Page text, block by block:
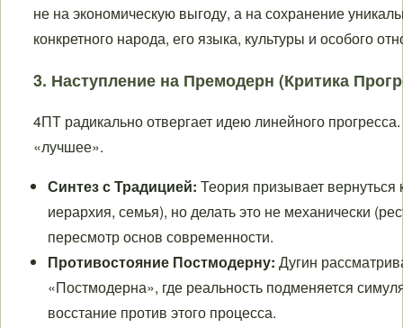
не на экономическую выгоду, а на сохранение
конкретного народа, его языка, культуры и особого
3. Наступление на Премодерн (Критика
4ПТ радикально отвергает идею линейного
«лучшее».
Синтез с Традицией: Теория призывает
иерархия, семья), но делать это не механически
пересмотр основ современности.
Противостояние Постмодерну: Дугин
«Постмодерна», где реальность подменяется
восстание против этого процесса.